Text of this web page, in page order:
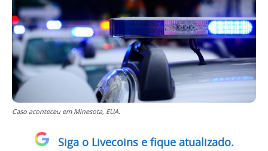
Caso aconteceu em Minesota, EUA.
Siga o Livecoins e fique atualizado.